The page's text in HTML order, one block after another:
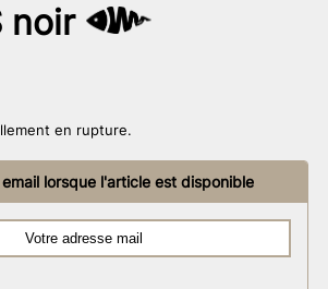
noir
en rupture.
lorsque l'article est disponible